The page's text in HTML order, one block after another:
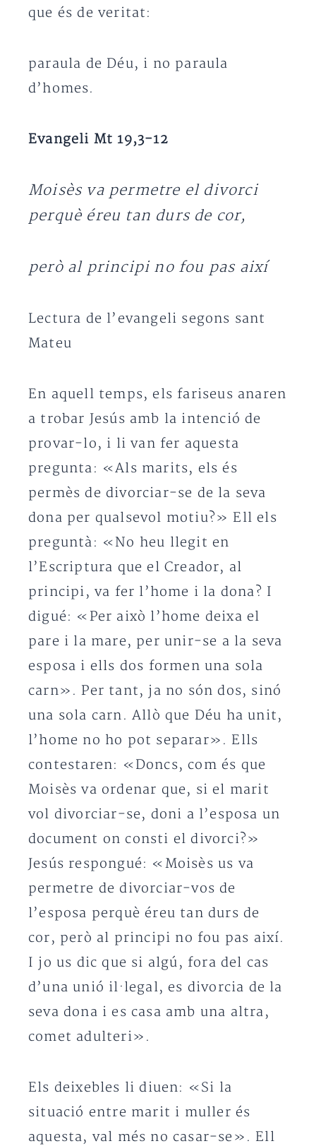
que és de veritat:
paraula de Déu, i no paraula
d’homes.
Evangeli Mt 19,3-12
Moisès va permetre el divorci
perquè éreu tan durs de cor,
però al principi no fou pas així
Lectura de l’evangeli segons sant
Mateu
En aquell temps, els fariseus anaren
a trobar Jesús amb la intenció de
provar-lo, i li van fer aquesta
pregunta: «Als marits, els és
permès de divorciar-se de la seva
dona per qualsevol motiu?» Ell els
preguntà: «No heu llegit en
l’Escriptura que el Creador, al
principi, va fer l’home i la dona? I
digué: «Per això l’home deixa el
pare i la mare, per unir-se a la seva
esposa i ells dos formen una sola
carn». Per tant, ja no són dos, sinó
una sola carn. Allò que Déu ha unit,
l’home no ho pot separar». Ells
contestaren: «Doncs, com és que
Moisès va ordenar que, si el marit
vol divorciar-se, doni a l’esposa un
document on consti el divorci?»
Jesús respongué: «Moisès us va
permetre de divorciar-vos de
l’esposa perquè éreu tan durs de
cor, però al principi no fou pas així.
I jo us dic que si algú, fora del cas
d’una unió il·legal, es divorcia de la
seva dona i es casa amb una altra,
comet adulteri».
Els deixebles li diuen: «Si la
situació entre marit i muller és
aquesta, val més no casar-se». Ell